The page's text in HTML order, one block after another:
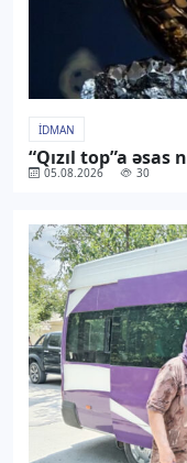
İDMAN
“Qızıl top”a
05.08.2026 30